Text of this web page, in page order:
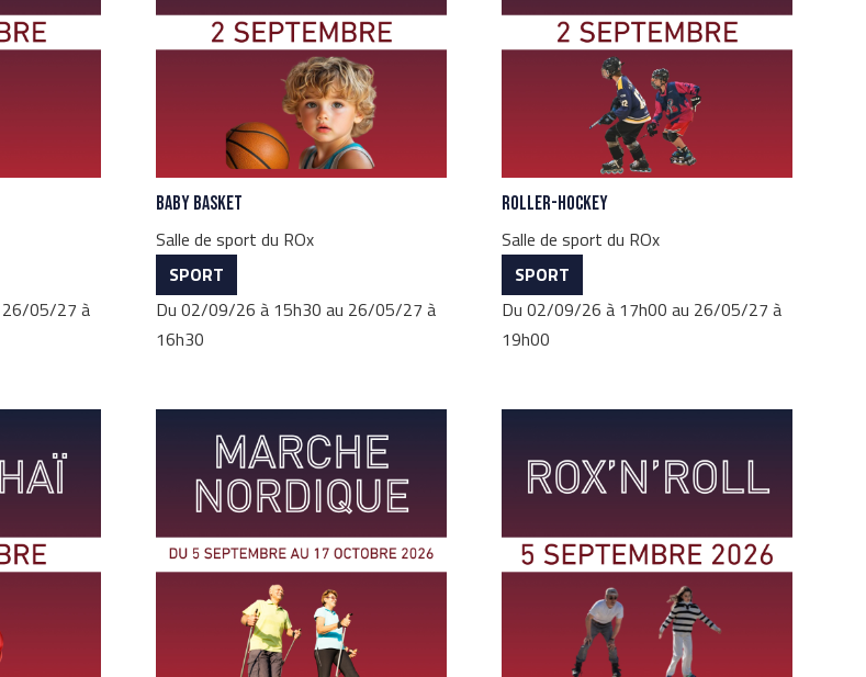
05/27 à
Baby Basket
Salle de sport du ROx
SPORT
Du 02/09/26 à 15h30 au 26/05/27 à
16h30
Roller-Hockey
Salle de sport du ROx
SPORT
Du 02/09/26 à 17h00 au 26/05/27 à
19h00